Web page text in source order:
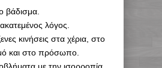
βάδισμα.
λόγος.
κινήσεις στα χέρια, στο
και στο πρόσωπο.